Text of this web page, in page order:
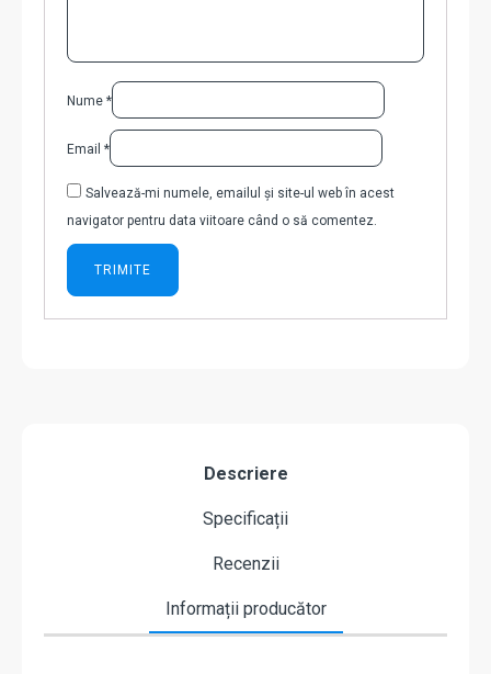
Nume *
Email *
Salvează-mi numele, emailul și site-ul web în acest
navigator pentru data viitoare când o să comentez.
Descriere
Specificații
Recenzii
Informații producător